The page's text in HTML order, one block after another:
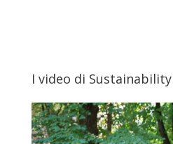
I video di